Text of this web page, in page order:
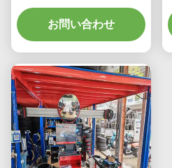
メントを向上させるイン
テリジェント3Dイメージ
ング・ダブルスクリーン
お問い合わせ